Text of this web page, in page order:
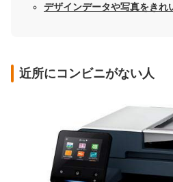
デザインデータや写真をきれ
近所にコンビニがない人